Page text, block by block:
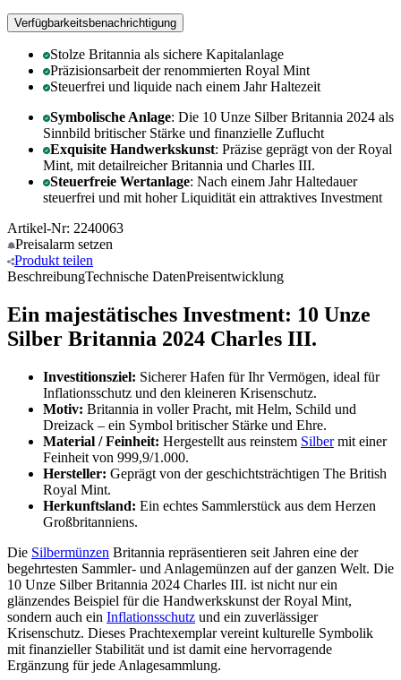
Verfügbarkeitsbenachrichtigung
Stolze Britannia als sichere Kapitalanlage
Präzisionsarbeit der renommierten Royal Mint
Steuerfrei und liquide nach einem Jahr Haltezeit
Symbolische Anlage: Die 10 Unze Silber Britannia 2024 als
Sinnbild britischer Stärke und finanzielle Zuflucht
Exquisite Handwerkskunst: Präzise geprägt von der Royal
Mint, mit detailreicher Britannia und Charles III.
Steuerfreie Wertanlage: Nach einem Jahr Haltedauer
steuerfrei und mit hoher Liquidität ein attraktives Investment
Artikel-Nr: 2240063
Preisalarm setzen
Produkt teilen
BeschreibungTechnische DatenPreisentwicklung
Ein majestätisches Investment: 10 Unze
Silber Britannia 2024 Charles III.
Investitionsziel: Sicherer Hafen für Ihr Vermögen, ideal für
Inflationsschutz und den kleineren Krisenschutz.
Motiv: Britannia in voller Pracht, mit Helm, Schild und
Dreizack – ein Symbol britischer Stärke und Ehre.
Material / Feinheit: Hergestellt aus reinstem Silbermit einer
Feinheit von 999,9/1.000.
Hersteller: Geprägt von der geschichtsträchtigen The British
Royal Mint.
Herkunftsland: Ein echtes Sammlerstück aus dem Herzen
Großbritanniens.
Die Silbermünzen Britannia repräsentieren seit Jahren eine der
begehrtesten Sammler- und Anlagemünzen auf der ganzen Welt. Die
10 Unze Silber Britannia 2024 Charles III. ist nicht nur ein
glänzendes Beispiel für die Handwerkskunst der Royal Mint,
sondern auch ein Inflationsschutz und ein zuverlässiger
Krisenschutz. Dieses Prachtexemplar vereint kulturelle Symbolik
mit finanzieller Stabilität und ist damit eine hervorragende
Ergänzung für jede Anlagesammlung.